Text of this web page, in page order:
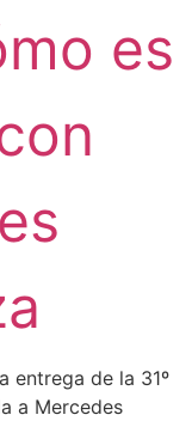
es
entrega de la 31º
a Mercedes